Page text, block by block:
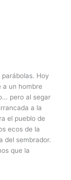
Hoy
a un hombre
pero al segar
a la
el pueblo de
ecos de la
del sembrador.
que la